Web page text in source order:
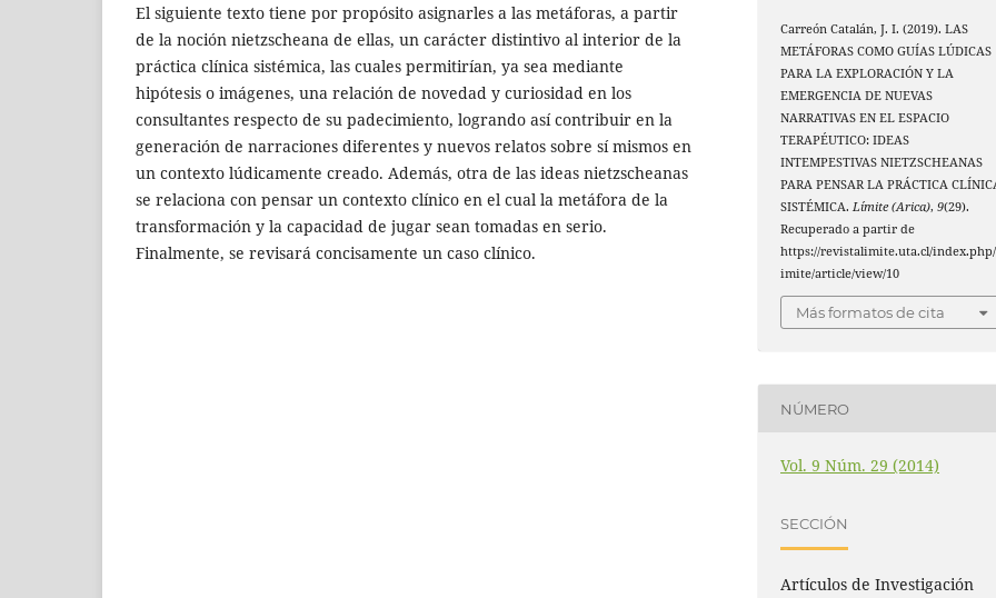
El siguiente texto tiene por propósito asignarles a las metáforas, a partir
de la noción nietzscheana de ellas, un carácter distintivo al interior de la
práctica clínica sistémica, las cuales permitirían, ya sea mediante
hipótesis o imágenes, una relación de novedad y curiosidad en los
consultantes respecto de su padecimiento, logrando así contribuir en la
generación de narraciones diferentes y nuevos relatos sobre sí mismos en
un contexto lúdicamente creado. Además, otra de las ideas nietzscheanas
se relaciona con pensar un contexto clínico en el cual la metáfora de la
transformación y la capacidad de jugar sean tomadas en serio.
Finalmente, se revisará concisamente un caso clínico.
Carreón Catalán, J. I. (2019). LAS
METÁFORAS COMO GUÍAS LÚDICAS
PARA LA EXPLORACIÓN Y LA
EMERGENCIA DE NUEVAS
NARRATIVAS EN EL ESPACIO
TERAPÉUTICO: IDEAS
INTEMPESTIVAS NIETZSCHEANAS
PARA PENSAR LA PRÁCTICA
SISTÉMICA.Límite (Arica),9(29).
Recuperado a partir de
https://revistalimite.uta.cl/
imite/article/view/10
Más formatos de cita
NÚMERO
Vol. 9 Núm. 29 (2014)
SECCIÓN
Artículos de Investigación